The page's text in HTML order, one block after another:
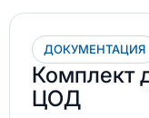
ДОКУМЕНТАЦИЯ
Комплект
ЦОД